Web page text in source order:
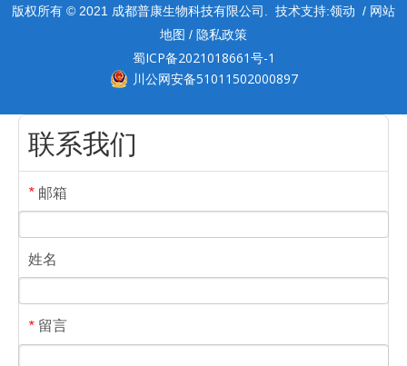
版权所有 © 2021 成都普康生物科技有限公司. 技术支持:领动 / 网站
地图 / 隐私政策
蜀ICP备2021018661号-1
川公网安备51011502000897
联系我们
* 邮箱
姓名
* 留言